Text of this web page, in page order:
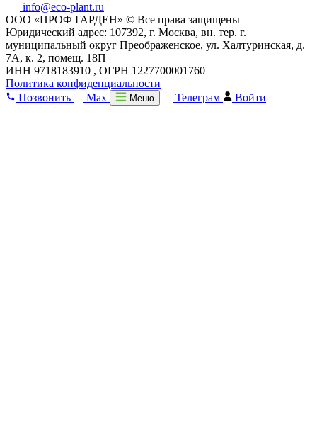
info@eco-plant.ru
ООО «ПРОФ ГАРДЕН» © Все права защищены
Юридический адрес: 107392, г. Москва, вн. тер. г.
муниципальный округ Преображенское, ул. Халтуринская, д.
7А, к. 2, помещ. 18П
ИНН 9718183910 , ОГРН 1227700001760
Политика конфиденциальности
Позвонить
Max Меню Телеграм Войти